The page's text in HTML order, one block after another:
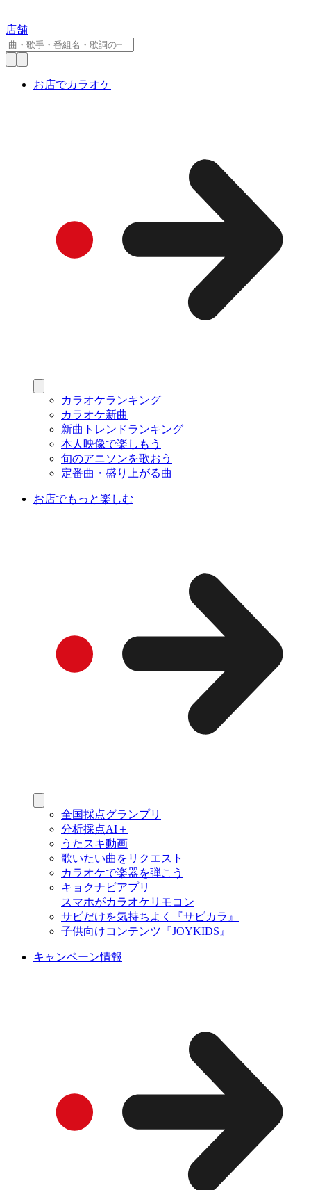
店舗
お店でカラオケ
カラオケランキング
カラオケ新曲
新曲トレンドランキング
本人映像で楽しもう
旬のアニソンを歌おう
定番曲・盛り上がる曲
お店でもっと楽しむ
全国採点グランプリ
分析採点AI＋
うたスキ動画
歌いたい曲をリクエスト
カラオケで楽器を弾こう
キョクナビアプリ
スマホがカラオケリモコン
サビだけを気持ちよく『サビカラ』
子供向けコンテンツ『JOYKIDS』
キャンペーン情報